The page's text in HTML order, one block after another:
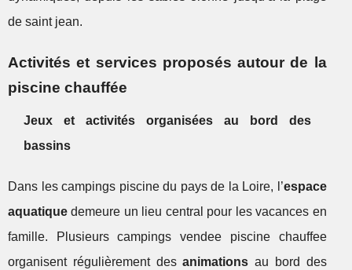
de saint jean.
Activités et services proposés autour de la
piscine chauffée
Jeux et activités organisées au bord des
bassins
Dans les campings piscine du pays de la Loire, l’espace
aquatique demeure un lieu central pour les vacances en
famille. Plusieurs campings vendee piscine chauffee
organisent régulièrement desanimations au bord des